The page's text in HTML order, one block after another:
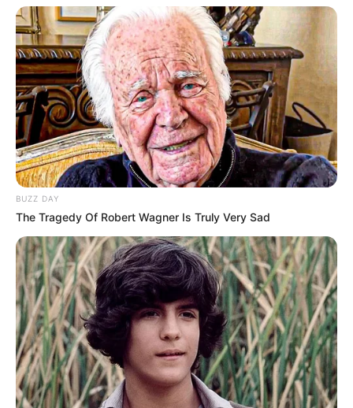
Τραγικό τέλος είχαν οι καλοκαιρινές διακοπές
για έναν 76χρονο τουρίστα από τη Σερβία, ο
οποίος άφησε την τελευταία του πνοή χθες το
απόγευμα στην πολυσύχναστη παραλία των
BUZZ DAY
The Tragedy Of Robert Wagner Is Truly Very Sad